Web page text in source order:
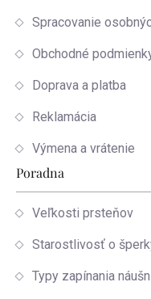
Spracovanie
Obchodné
Doprava a platba
Reklamácia
Výmena a vrátenie
Poradna
Veľkosti prsteňov
Starostlivosť o
Typy zapínania